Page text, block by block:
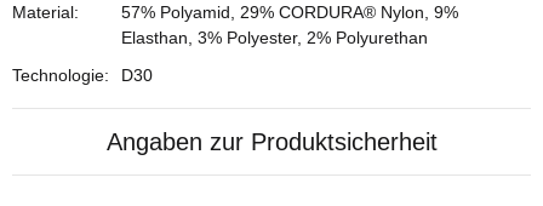
Material:
57% Polyamid, 29% CORDURA® Nylon, 9%
Elasthan, 3% Polyester, 2% Polyurethan
Technologie:
D30
Angaben zur Produktsicherheit